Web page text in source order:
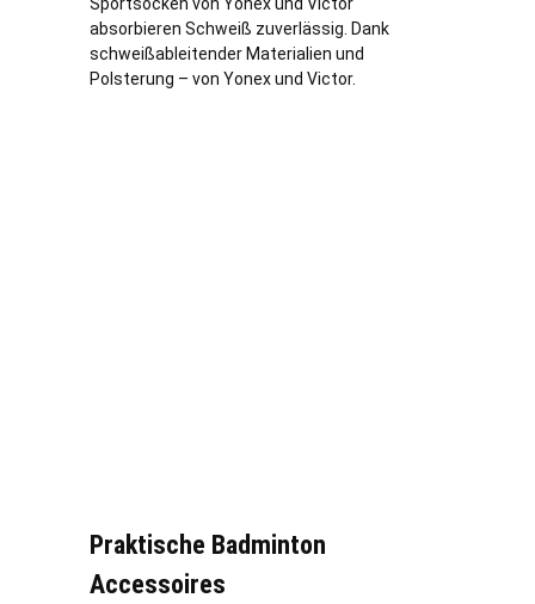
absorbieren Schweiß zuverlässig. Dank
schweißableitender Materialien und
Polsterung – von Yonex und Victor.
Praktische Badminton
Accessoires